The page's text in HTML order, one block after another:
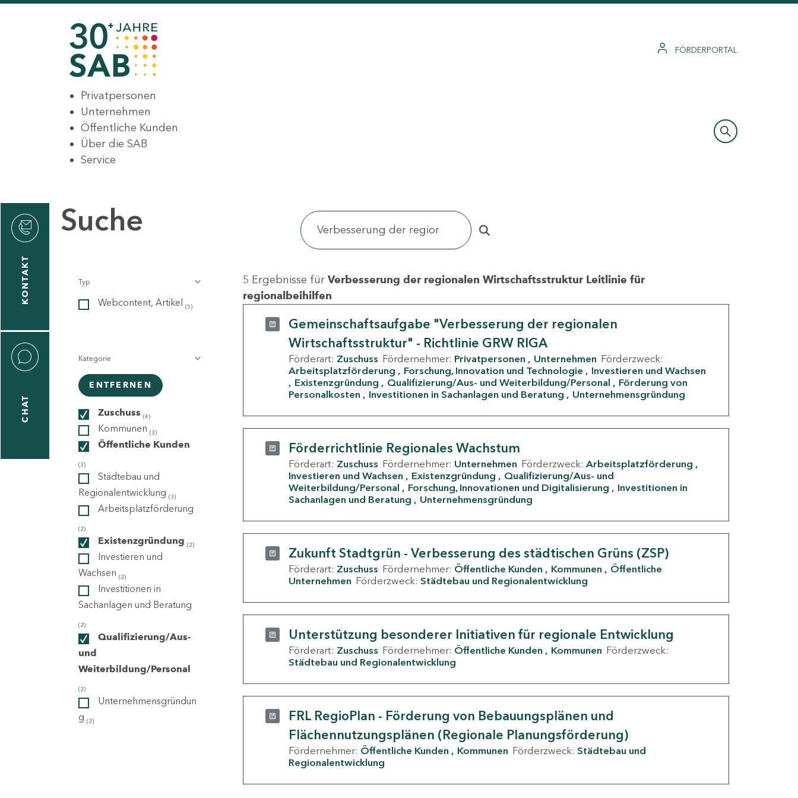
FÖRDERPORTAL
Privatpersonen
Unternehmen
Öffentliche Kunden
Über die SAB
Service
KONTAKT
CHAT
Suche
Typ
Webcontent, Artikel (5)
Kategorie
ENTFERNEN
Zuschuss (4)
Kommunen (3)
Öffentliche Kunden
(3)
Städtebau und
Regionalentwicklung (3)
Arbeitsplatzförderung
(2)
Existenzgründung (2)
Investieren und
Wachsen (2)
Investitionen in
Sachanlagen und Beratung
(2)
Qualifizierung/Aus-
und
Weiterbildung/Personal
(2)
Unternehmensgründun
g (2)
5 Ergebnisse für Verbesserung der regionalen Wirtschaftsstruktur Leitlinie für
regionalbeihilfen
Gemeinschaftsaufgabe "Verbesserung der regionalen
Wirtschaftsstruktur" - Richtlinie GRW RIGA
Förderart: Zuschuss Fördernehmer: Privatpersonen Unternehmen Förderzweck:
Arbeitsplatzförderung
Forschung, Innovation und Technologie
Investieren und Wachsen
Existenzgründung
Qualifizierung/Aus- und Weiterbildung/Personal
Förderung von
Personalkosten
Investitionen in Sachanlagen und Beratung Unternehmensgründung
Förderrichtlinie Regionales Wachstum
Förderart: Zuschuss Fördernehmer: Unternehmen Förderzweck: Arbeitsplatzförderung
Investieren und Wachsen
Existenzgründung
Qualifizierung/Aus- und
Weiterbildung/Personal
Forschung, Innovationen und Digitalisierung
Investitionen in
Sachanlagen und Beratung
Unternehmensgründung
Zukunft Stadtgrün - Verbesserung des städtischen Grüns (ZSP)
Förderart: Zuschuss Fördernehmer: Öffentliche Kunden Kommunen
Öffentliche
Unternehmen Förderzweck: Städtebau und Regionalentwicklung
Unterstützung besonderer Initiativen für regionale Entwicklung
Förderart: Zuschuss Fördernehmer: Öffentliche Kunden Kommunen Förderzweck:
Städtebau und Regionalentwicklung
FRL RegioPlan - Förderung von Bebauungsplänen und
Flächennutzungsplänen (Regionale Planungsförderung)
Fördernehmer: Öffentliche Kunden Kommunen Förderzweck: Städtebau und
Regionalentwicklung